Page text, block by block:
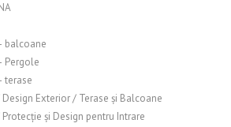
balcoane
Pergole
terase
Exterior / Terase și Balcoane
și Design pentru Intrare